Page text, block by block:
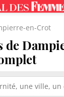
en-Crot
de